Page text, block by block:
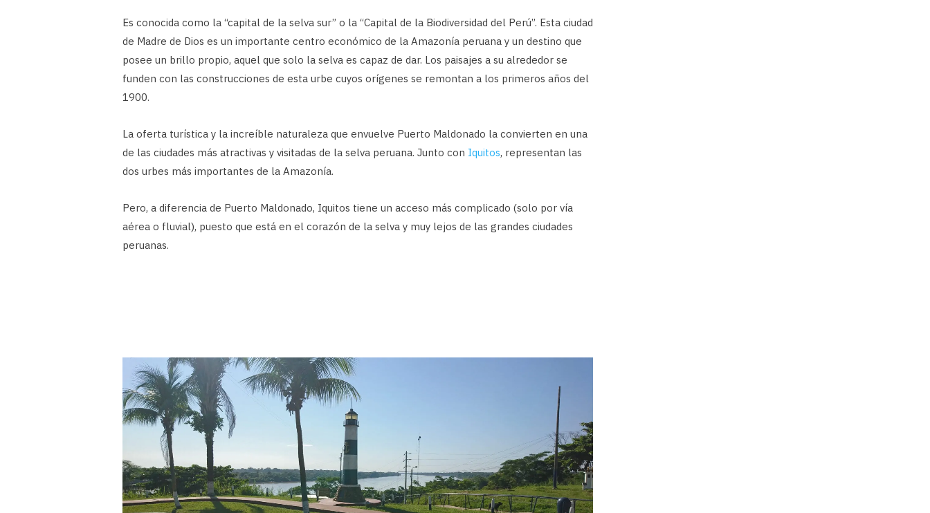
Es conocida como la “capital de la selva sur” o la “Capital de la Biodiversidad del Perú”. Esta ciudad
de Madre de Dios es un importante centro económico de la Amazonía peruana y un destino que
posee un brillo propio, aquel que solo la selva es capaz de dar. Los paisajes a su alrededor se
funden con las construcciones de esta urbe cuyos orígenes se remontan a los primeros años del
1900.
La oferta turística y la increíble naturaleza que envuelve Puerto Maldonado la convierten en una
de las ciudades más atractivas y visitadas de la selva peruana. Junto con Iquitos, representan las
dos urbes más importantes de la Amazonía.
Pero, a diferencia de Puerto Maldonado, Iquitos tiene un acceso más complicado (solo por vía
aérea o fluvial), puesto que está en el corazón de la selva y muy lejos de las grandes ciudades
peruanas.